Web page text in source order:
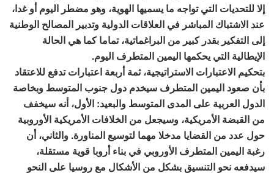
إلا للتحديات التي تواجه ما يسميها الهوية، وهو مضطر اليوم أو غدا،
عند الاشتباك المباشر في العلاقات الدولية وتدبير المصالح الوطنية
إلى التفكير بقدر كبير من البراغماتية، تماما كما هي الحالة
الإيطالية التي يحكمها اليمين المتطرف اليوم.
بتحكيم الاعتبارات الاستراتيجية، ثمة أربعة اعتبارات تدفع للاعتقاد
بأن صعود اليمين المتطرف سيخدم دول جنوب المتوسط وبخاصة
الدول العربية على المدى المتوسط والبعيد: الأول، أنه سيخفف
من القبضة الأمريكية، وسيجعل من الخلافات الأمريكية الأوروبية
حول عدد من القضايا مدخلا مهما لتوسيع المناورة. والثاني، أن
رغبة اليمين المتطرف الأوروبي في بناء أروبا قوية مستقلة،
سيدفعه نحو التنسيق بشكل من الأشكال مع روسيا على النحو